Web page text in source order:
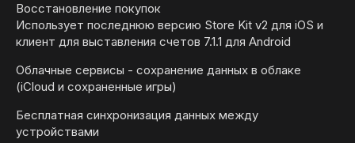
Восстановление покупок
Использует последнюю версию Store Kit v2 для iOS и
клиент для выставления счетов 7.1.1 для Android
Облачные сервисы - сохранение данных в облаке
(iCloud и сохраненные игры)
Бесплатная синхронизация данных между
устройствами